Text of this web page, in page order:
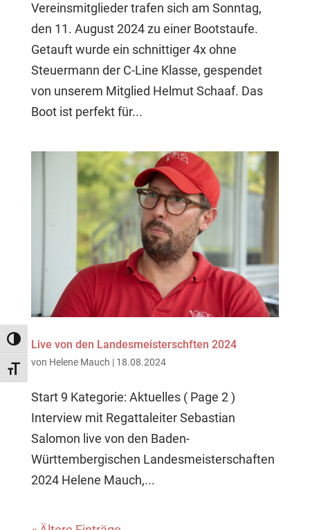
Umschalten auf hohe Kontraste
Schrift vergrößern
Vereinsmitglieder trafen sich am Sonntag,
den 11. August 2024 zu einer Bootstaufe.
Getauft wurde ein schnittiger 4x ohne
Steuermann der C-Line Klasse, gespendet
von unserem Mitglied Helmut Schaaf. Das
Boot ist perfekt für...
Live von den Landesmeisterschften 2024
von Helene Mauch | 18.08.2024
Start 9 Kategorie: Aktuelles ( Page 2 )
Interview mit Regattaleiter Sebastian
Salomon live von den Baden-
Württembergischen Landesmeisterschaften
2024 Helene Mauch,...